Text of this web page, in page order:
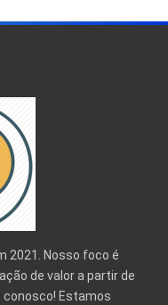
2021. Nosso foco é
de valor a partir de
Estamos